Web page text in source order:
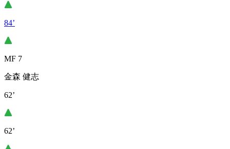
84’
MF 7
金森 健志
62’
62’